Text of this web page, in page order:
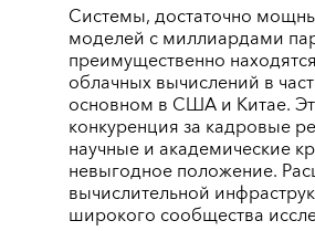
Системы, достаточно
моделей с миллиардами
преимущественно
облачных вычислений в
основном в США и Китае.
конкуренция за кадровые
научные и академические
невыгодное положение.
вычислительной
широкого сообщества